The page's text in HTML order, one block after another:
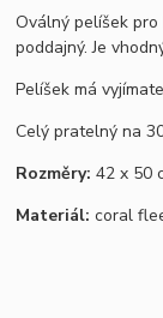
Oválný pelíšek pro
poddajný. Je
Pelíšek má
Celý pratelný na
Rozměry: 42 x 50
Materiál: coral